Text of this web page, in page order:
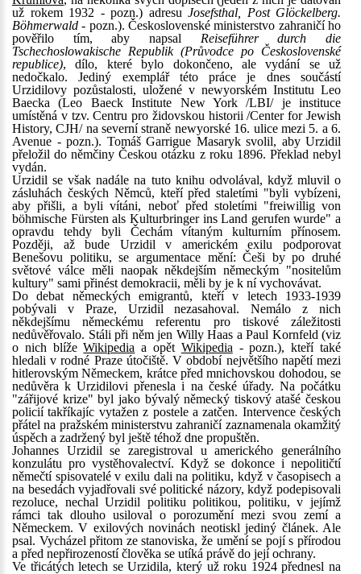
už rokem 1932 - pozn.) adresu Josefsthal, Post Glöckelberg.
Böhmerwald - pozn.). Československé ministerstvo zahraničí ho
pověřilo tím, aby napsal Reiseführer durch die
Tschechoslowakische Republik (Průvodce po Československé
republice), dílo, které bylo dokončeno, ale vydání se už
nedočkalo. Jediný exemplář této práce je dnes součástí
Urzidilovy pozůstalosti, uložené v newyorském Institutu Leo
Baecka (Leo Baeck Institute New York /LBI/ je instituce
umístěná v tzv. Centru pro židovskou historii /Center for Jewish
History, CJH/ na severní straně newyorské 16. ulice mezi 5. a 6.
Avenue - pozn.). Tomáš Garrigue Masaryk svolil, aby Urzidil
přeložil do němčiny Českou otázku z roku 1896. Překlad nebyl
vydán.
Urzidil se však nadále na tuto knihu odvolával, když mluvil o
zásluhách českých Němců, kteří před staletími "byli vybízeni,
aby přišli, a byli vítáni, neboť před stoletími "freiwillig von
böhmische Fürsten als Kulturbringer ins Land gerufen wurde" a
opravdu tehdy byli Čechám vítaným kulturním přínosem.
Později, až bude Urzidil v americkém exilu podporovat
Benešovu politiku, se argumentace mění: Češi by po druhé
světové válce měli naopak někdejším německým "nositelům
kultury" sami přinést demokracii, měli by je k ní vychovávat.
Do debat německých emigrantů, kteří v letech 1933-1939
pobývali v Praze, Urzidil nezasahoval. Nemálo z nich
někdejšímu německému referentu pro tiskové záležitosti
nedůvěřovalo. Stáli při něm jen Willy Haas a Paul Kornfeld (viz
o nich blížeWikipedia a opět Wikipedia - pozn.), kteří také
hledali v rodné Praze útočiště. V období největšího napětí mezi
hitlerovským Německem, krátce před mnichovskou dohodou, se
nedůvěra k Urzidilovi přenesla i na české úřady. Na počátku
"zářijové krize" byl jako bývalý německý tiskový atašé českou
policií takříkajíc vytažen z postele a zatčen. Intervence českých
přátel na pražském ministerstvu zahraničí zaznamenala okamžitý
úspěch a zadržený byl ještě téhož dne propuštěn.
Johannes Urzidil se zaregistroval u amerického generálního
konzulátu pro vystěhovalectví. Když se dokonce i nepolitičtí
němečtí spisovatelé v exilu dali na politiku, když v časopisech a
na besedách vyjadřovali své politické názory, když podepisovali
rezoluce, nechal Urzidil politiku politikou, politiku, v jejímž
rámci tak dlouho usiloval o porozumění mezi svou zemí a
Německem. V exilových novinách neotiskl jediný článek. Ale
psal. Vycházel přitom ze stanoviska, že umění se pojí s přírodou
a před nepřirozeností člověka se utíká právě do její ochrany.
Ve třicátých letech se Urzidila, který už roku 1924 přednesl na